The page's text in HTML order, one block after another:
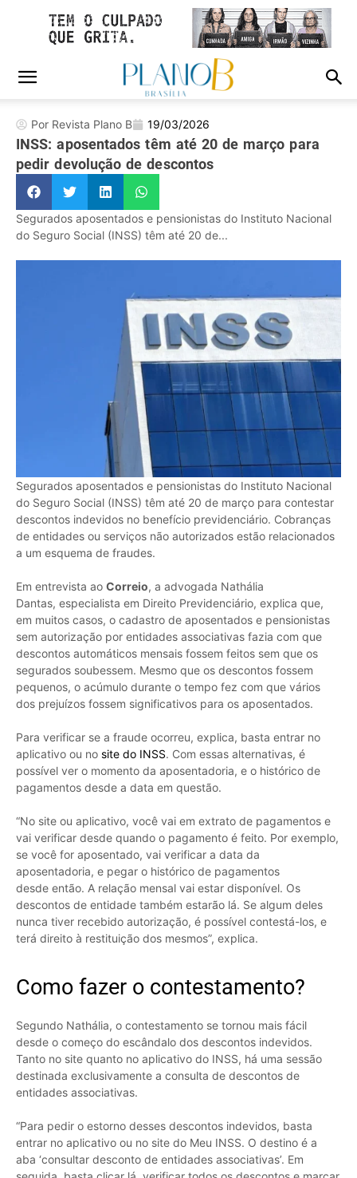
Por Revista Plano B 19/03/2026
INSS: aposentados têm até 20 de março para
pedir devolução de descontos
Segurados aposentados e pensionistas do Instituto Nacional
do Seguro Social (INSS) têm até 20 de...
Segurados aposentados e pensionistas do Instituto Nacional
do Seguro Social (INSS) têm até 20 de março para contestar
descontos indevidos no benefício previdenciário. Cobranças
de entidades ou serviços não autorizados estão relacionados
a um esquema de fraudes.
Em entrevista ao Correio, a advogada Nathália
Dantas, especialista em Direito Previdenciário, explica que,
em muitos casos, o cadastro de aposentados e pensionistas
sem autorização por entidades associativas fazia com que
descontos automáticos mensais fossem feitos sem que os
segurados soubessem. Mesmo que os descontos fossem
pequenos, o acúmulo durante o tempo fez com que vários
dos prejuízos fossem significativos para os aposentados.
Para verificar se a fraude ocorreu, explica, basta entrar no
aplicativo ou no site do INSS. Com essas alternativas, é
possível ver o momento da aposentadoria, e o histórico de
pagamentos desde a data em questão.
“No site ou aplicativo, você vai em extrato de pagamentos e
vai verificar desde quando o pagamento é feito. Por exemplo,
se você for aposentado, vai verificar a data da
aposentadoria, e pegar o histórico de pagamentos
desde então. A relação mensal vai estar disponível. Os
descontos de entidade também estarão lá. Se algum deles
nunca tiver recebido autorização, é possível contestá-los, e
terá direito à restituição dos mesmos”, explica.
Como fazer o contestamento?
Segundo Nathália, o contestamento se tornou mais fácil
desde o começo do escândalo dos descontos indevidos.
Tanto no site quanto no aplicativo do INSS, há uma sessão
destinada exclusivamente a consulta de descontos de
entidades associativas.
“Para pedir o estorno desses descontos indevidos, basta
entrar no aplicativo ou no site do Meu INSS. O destino é a
aba ‘consultar desconto de entidades associativas’. Em